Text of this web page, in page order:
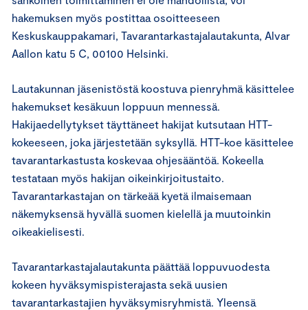
hakemuksen myös postittaa osoitteeseen
Keskuskauppakamari, Tavarantarkastajalautakunta, Alvar
Aallon katu 5 C, 00100 Helsinki.
Lautakunnan jäsenistöstä koostuva pienryhmä käsittelee
hakemukset kesäkuun loppuun mennessä.
Hakijaedellytykset täyttäneet hakijat kutsutaan HTT-
kokeeseen, joka järjestetään syksyllä. HTT-koe käsittelee
tavarantarkastusta koskevaa ohjesääntöä. Kokeella
testataan myös hakijan oikeinkirjoitustaito.
Tavarantarkastajan on tärkeää kyetä ilmaisemaan
näkemyksensä hyvällä suomen kielellä ja muutoinkin
oikeakielisesti.
Tavarantarkastajalautakunta päättää loppuvuodesta
kokeen hyväksymispisterajasta sekä uusien
tavarantarkastajien hyväksymisryhmistä. Yleensä